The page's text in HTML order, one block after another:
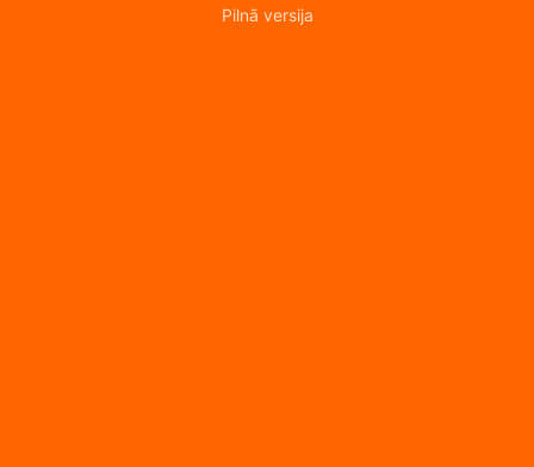
Pilnā versija